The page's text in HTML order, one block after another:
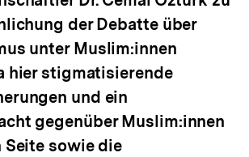
der Debatte über
unter Muslim:innen
hier stigmatisierende
und ein
gegenüber Muslim:innen
Seite sowie die